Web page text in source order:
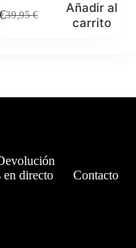
39,95€
El
€El
Añadir al
carrito
en directo
Contacto